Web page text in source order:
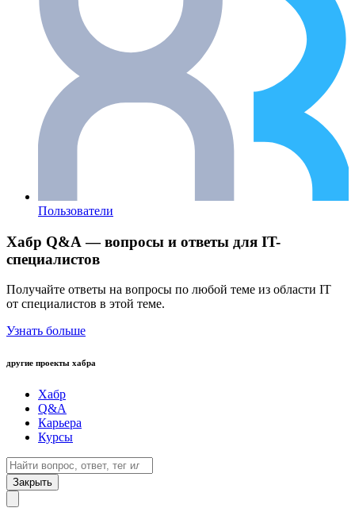
Пользователи
Хабр Q&A — вопросы и ответы для IT-
специалистов
Получайте ответы на вопросы по любой теме из области IT
от специалистов в этой теме.
Узнать больше
другие проекты хабра
Хабр
Q&A
Карьера
Курсы
Закрыть